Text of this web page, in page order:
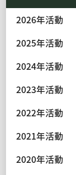
2026年活動
2025年活動
2024年活動
2023年活動
2022年活動
2021年活動
2020年活動